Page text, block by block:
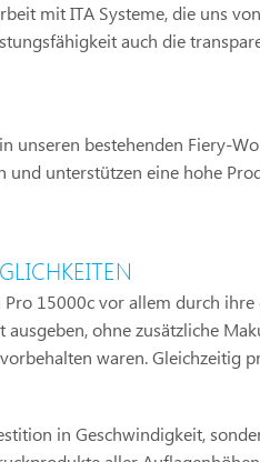
mit ITA Systeme, die uns
auch die
unseren bestehenden Fiery-
unterstützen eine hohe
15000c vor allem durch
ohne zusätzliche
waren. Gleichzeitig
in Geschwindigkeit,